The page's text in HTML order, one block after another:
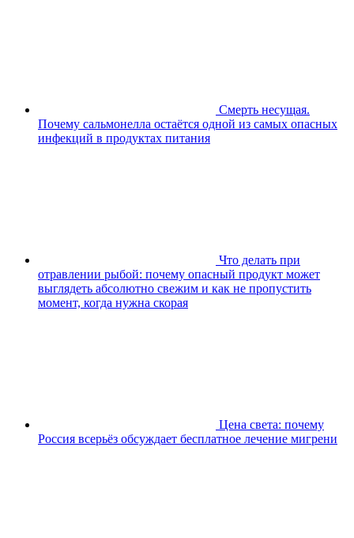
Смерть несущая.
Почему сальмонелла остаётся одной из самых опасных
инфекций в продуктах питания
Что делать при
отравлении рыбой: почему опасный продукт может
выглядеть абсолютно свежим и как не пропустить
момент, когда нужна скорая
Цена света: почему
Россия всерьёз обсуждает бесплатное лечение мигрени